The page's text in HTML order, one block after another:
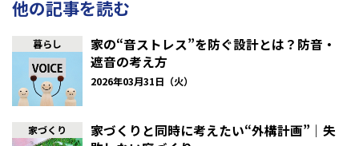
土地選び
マンションや建売住宅は、不動産会社が購入した土地に建物が建
ちます。自分が気に入った土地で物件が見つかれば良いのです
せん。注文住宅は、自分自身で土地を探すことから始められるの
他の記事を読む
暮らし
家の“音ストレス”を防ぐ設計とは？防音・
遮音の考え方
2026年03月31日（火）
家づくり
家づくりと同時に考えたい“外構計画”｜失